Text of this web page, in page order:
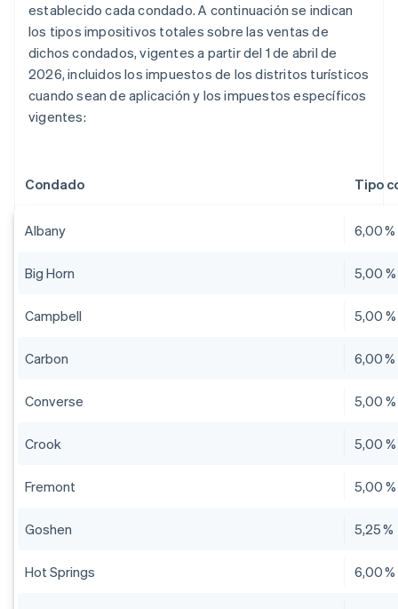
establecido cada condado. A continuación se indican
los tipos impositivos totales sobre las ventas de
dichos condados, vigentes a partir del 1 de abril de
2026, incluidos los impuestos de los distritos turísticos
cuando sean de aplicación y los impuestos específicos
vigentes:
Condado Tipo
Albany 6,00 %
Big Horn 5,00 %
Campbell 5,00 %
Carbon 6,00 %
Converse 5,00 %
Crook 5,00 %
Fremont 5,00 %
Goshen 5,25 %
Hot Springs 6,00 %